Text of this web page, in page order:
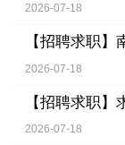
2026-07-18
【招聘求职】
2026-07-18
【招聘求职】
2026-07-18